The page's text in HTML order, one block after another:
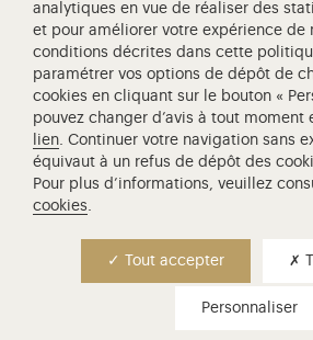
Centre de recherche du château de
Centre de Musique Baroque de
Réseau des Résidences Royales
Société des Amis de Versailles
Académie équestre nationale du
Campus Versailles
analytiques en vue de réaliser des
et pour améliorer votre expérience de
conditions décrites dans cette
paramétrer vos options de dépôt de
cookies en cliquant sur le bouton «
pouvez changer d’avis à tout
lien. Continuer votre navigation sans
équivaut à un refus de dépôt des
Pour plus d’informations, veuillez
cookies.
Tout accepter
Personnaliser